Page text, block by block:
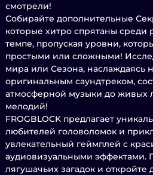
смотрели!
Собирайте дополнительные
которые хитро спрятаны среди
темпе, пропуская уровни,
простыми или сложными!
мира или Сезона, наслаждаясь
оригинальным саундтреком,
атмосферной музыки до живых
мелодий!
FROGBLOCK предлагает
любителей головоломок и
увлекательный геймплей с
аудиовизуальными эффектами.
лягушачьих загадок и откройте